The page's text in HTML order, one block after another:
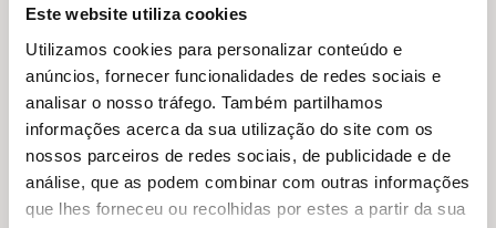
Este website utiliza cookies
Utilizamos cookies para personalizar conteúdo e
anúncios, fornecer funcionalidades de redes sociais e
analisar o nosso tráfego. Também partilhamos
informações acerca da sua utilização do site com os
nossos parceiros de redes sociais, de publicidade e de
análise, que as podem combinar com outras informações
que lhes forneceu ou recolhidas por estes a partir da sua
PlayStation ou o computador portátil com
que sonhavam.
«Penso que estas são as condições perfeitas
para a formação de um espírito empresarial»,
diz Ali. «Uma rede de segurança suficiente
para nos podermos dar ao luxo de correr
riscos e nunca nos preocuparmos seriamente
com o facto de não conseguirmos pagar as